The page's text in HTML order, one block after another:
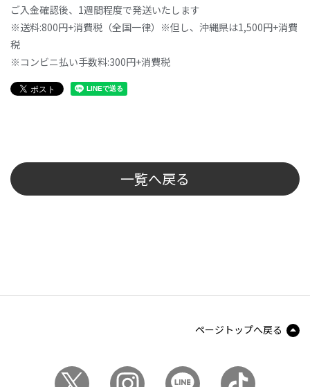
ご入金確認後、1週間程度で発送いたします
※送料:800円+消費税（全国一律）※但し、沖縄県は1,500円+消費
税
※コンビニ払い手数料:300円+消費税
一覧へ戻る
ページトップへ戻る